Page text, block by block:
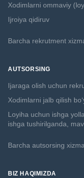
Xodimlarni ommaviy
Ijroiya qidiruv
Barcha rekrutment
AUTSORSING
Ijaraga olish uchun
Xodimlarni jalb qilish
Loyiha uchun ishga
ishga tushirilganda,
Barcha autsorsing
BIZ HAQIMIZDA